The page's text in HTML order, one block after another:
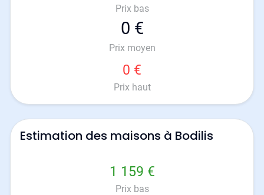
Prix bas
0 €
Prix moyen
0 €
Prix haut
Estimation des maisons à Bodilis
1 159 €
Prix bas